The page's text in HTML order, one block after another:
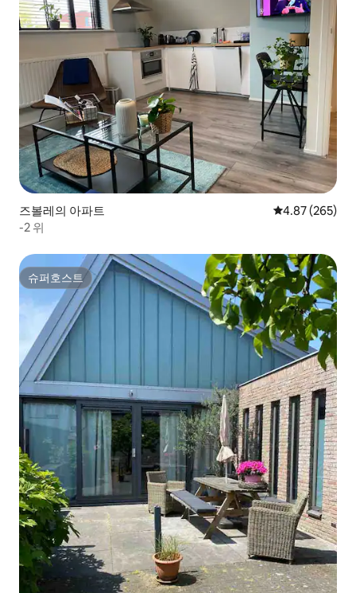
즈볼레의 아파트 평점 4.87점(5
4.87 (265)
-2 위
슈퍼호스트
슈퍼호스트